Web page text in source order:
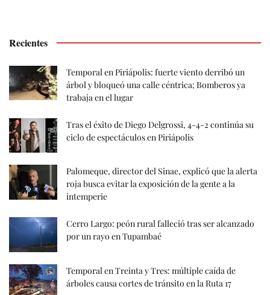
Recientes
Temporal en Piriápolis: fuerte viento derribó un
árbol y bloqueó una calle céntrica; Bomberos ya
trabaja en el lugar
Tras el éxito de Diego Delgrossi, 4-4-2 continúa su
ciclo de espectáculos en Piriápolis
Palomeque, director del Sinae, explicó que la alerta
roja busca evitar la exposición de la gente a la
intemperie
Cerro Largo: peón rural falleció tras ser alcanzado
por un rayo en Tupambaé
Temporal en Treinta y Tres: múltiple caída de
árboles causa cortes de tránsito en la Ruta 17